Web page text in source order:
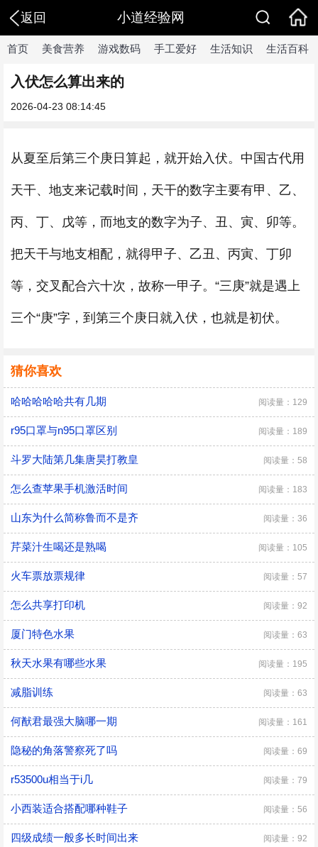
返回 小道经验网
首页 美食营养 游戏数码 手工爱好 生活知识 生活百科
入伏怎么算出来的
2026-04-23 08:14:45
从夏至后第三个庚日算起，就开始入伏。中国古代用
天干、地支来记载时间，天干的数字主要有甲、乙、
丙、丁、戊等，而地支的数字为子、丑、寅、卯等。
把天干与地支相配，就得甲子、乙丑、丙寅、丁卯
等，交叉配合六十次，故称一甲子。“三庚”就是遇上
三个“庚”字，到第三个庚日就入伏，也就是初伏。
猜你喜欢
哈哈哈哈哈共有几期 阅读量：129
r95口罩与n95口罩区别 阅读量：189
斗罗大陆第几集唐昊打教皇 阅读量：58
怎么查苹果手机激活时间 阅读量：183
山东为什么简称鲁而不是齐 阅读量：36
芹菜汁生喝还是熟喝 阅读量：105
火车票放票规律 阅读量：57
怎么共享打印机 阅读量：92
厦门特色水果 阅读量：63
秋天水果有哪些水果 阅读量：195
减脂训练 阅读量：63
何猷君最强大脑哪一期 阅读量：161
隐秘的角落警察死了吗 阅读量：69
r53500u相当于i几 阅读量：79
小西装适合搭配哪种鞋子 阅读量：56
四级成绩一般多长时间出来 阅读量：92